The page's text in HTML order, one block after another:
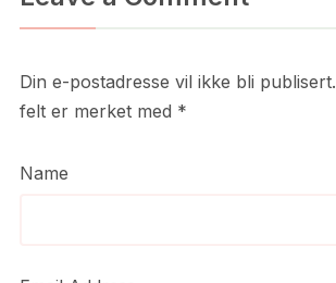
Din e-postadresse vil ikke bli publisert.
felt er merket med *
Name